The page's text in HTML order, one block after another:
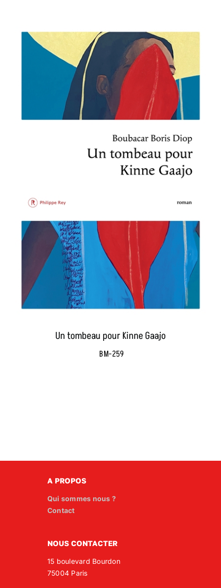
Un tombeau pour Kinne Gaajo
BM-259
A PROPOS
Qui sommes nous ?
Contact
NOUS CONTACTER
15 boulevard Bourdon
75004 Paris